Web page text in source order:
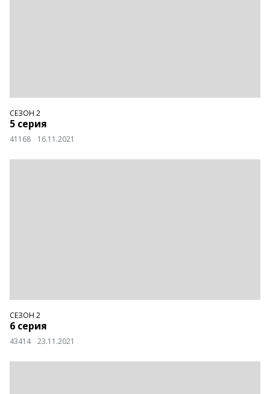
СЕЗОН 2
5 серия
41168 16.11.2021
СЕЗОН 2
6 серия
43414 23.11.2021